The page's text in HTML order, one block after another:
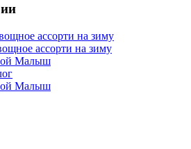
ассорти на зиму
ассорти на зиму
Малыш
Малыш